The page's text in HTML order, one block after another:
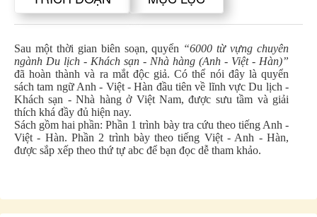
Sau một thời gian biên soạn, quyển “6000 từ vựng chuyên
ngành Du lịch - Khách sạn - Nhà hàng (Anh - Việt - Hàn)”
đã hoàn thành và ra mắt độc giả. Có thể nói đây là quyển
sách tam ngữ Anh - Việt - Hàn đầu tiên về lĩnh vực Du lịch -
Khách sạn - Nhà hàng ở Việt Nam, được sưu tầm và giải
thích khá đầy đủ hiện nay.
Sách gồm hai phần: Phần 1 trình bày tra cứu theo tiếng Anh -
Việt - Hàn. Phần 2 trình bày theo tiếng Việt - Anh - Hàn,
được sắp xếp theo thứ tự abc để bạn đọc dễ tham khảo.